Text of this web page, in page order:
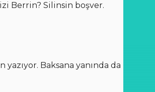
Berrin? Silinsin boşver.
Baksana yanında da